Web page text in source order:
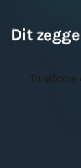
Dit